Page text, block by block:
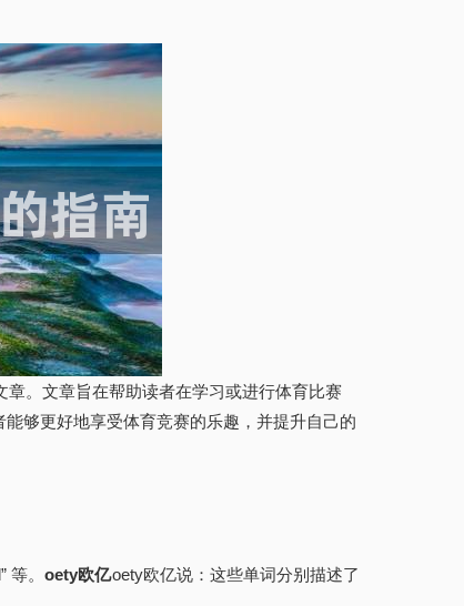
。文章旨在帮助读者在学习或进行体育比赛
够更好地享受体育竞赛的乐趣，并提升自己的
等。oety欧亿oety欧亿说：这些单词分别描述了